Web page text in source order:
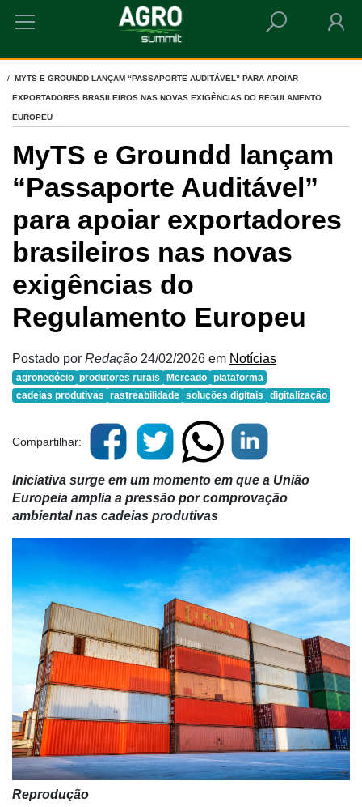
HOME
MYTS E GROUNDD LANÇAM “PASSAPORTE AUDITÁVEL” PARA APOIAR
EXPORTADORES BRASILEIROS NAS NOVAS EXIGÊNCIAS DO REGULAMENTO
EUROPEU
MyTS e Groundd lançam
“Passaporte Auditável”
para apoiar exportadores
brasileiros nas novas
exigências do
Regulamento Europeu
Postado por Redação 24/02/2026 em Notícias
agronegócio produtores rurais Mercado plataforma
cadeias produtivas rastreabilidade soluções digitais digitalização
Compartilhar:
Iniciativa surge em um momento em que a União
Europeia amplia a pressão por comprovação
ambiental nas cadeias produtivas
Reprodução